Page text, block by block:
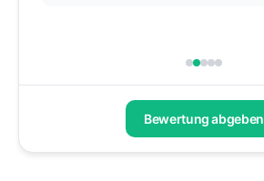
Bewertung abgeben